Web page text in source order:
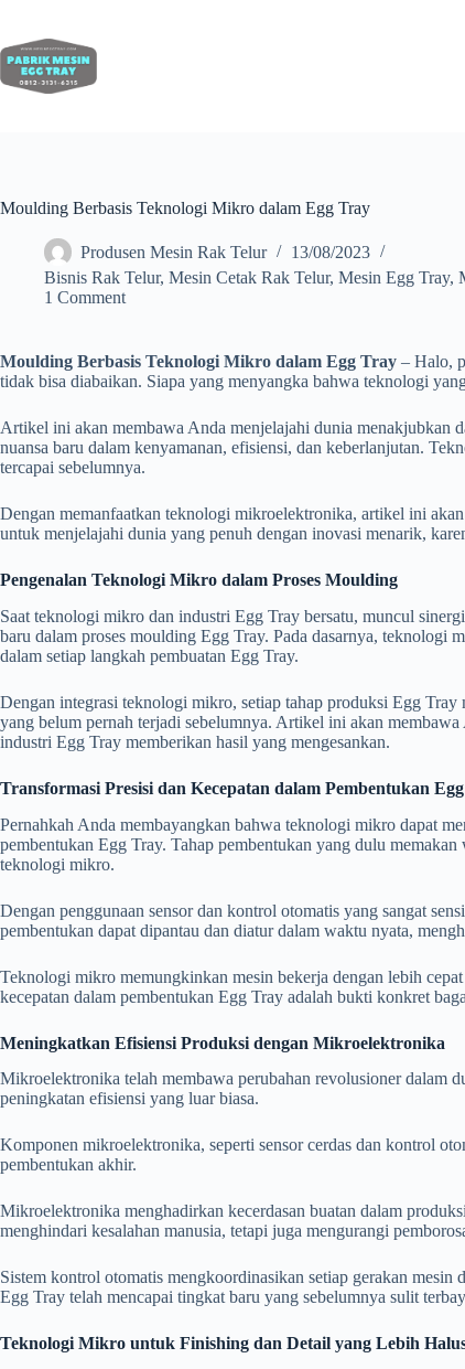
Moulding Berbasis Teknologi Mikro dalam Egg Tray
Produsen Mesin Rak Telur
13/08/2023
Bisnis Rak Telur, Mesin Cetak Rak Telur, Mesin Egg Tray,
1 Comment
Moulding Berbasis Teknologi Mikro dalam Egg Tray – Halo,
tidak bisa diabaikan. Siapa yang menyangka bahwa teknologi
Artikel ini akan membawa Anda menjelajahi dunia menakjubkan
nuansa baru dalam kenyamanan, efisiensi, dan keberlanjutan.
tercapai sebelumnya.
Dengan memanfaatkan teknologi mikroelektronika, artikel ini
untuk menjelajahi dunia yang penuh dengan inovasi menarik,
Pengenalan Teknologi Mikro dalam Proses Moulding
Saat teknologi mikro dan industri Egg Tray bersatu, muncul
baru dalam proses moulding Egg Tray. Pada dasarnya, teknologi
dalam setiap langkah pembuatan Egg Tray.
Dengan integrasi teknologi mikro, setiap tahap produksi Egg
yang belum pernah terjadi sebelumnya. Artikel ini akan
industri Egg Tray memberikan hasil yang mengesankan.
Transformasi Presisi dan Kecepatan dalam Pembentukan
Pernahkah Anda membayangkan bahwa teknologi mikro dapat
pembentukan Egg Tray. Tahap pembentukan yang dulu
teknologi mikro.
Dengan penggunaan sensor dan kontrol otomatis yang sangat
pembentukan dapat dipantau dan diatur dalam waktu nyata,
Teknologi mikro memungkinkan mesin bekerja dengan lebih
kecepatan dalam pembentukan Egg Tray adalah bukti konkret
Meningkatkan Efisiensi Produksi dengan Mikroelektronika
Mikroelektronika telah membawa perubahan revolusioner dalam
peningkatan efisiensi yang luar biasa.
Komponen mikroelektronika, seperti sensor cerdas dan kontrol
pembentukan akhir.
Mikroelektronika menghadirkan kecerdasan buatan dalam
menghindari kesalahan manusia, tetapi juga mengurangi
Sistem kontrol otomatis mengkoordinasikan setiap gerakan
Egg Tray telah mencapai tingkat baru yang sebelumnya sulit
Teknologi Mikro untuk Finishing dan Detail yang Lebih